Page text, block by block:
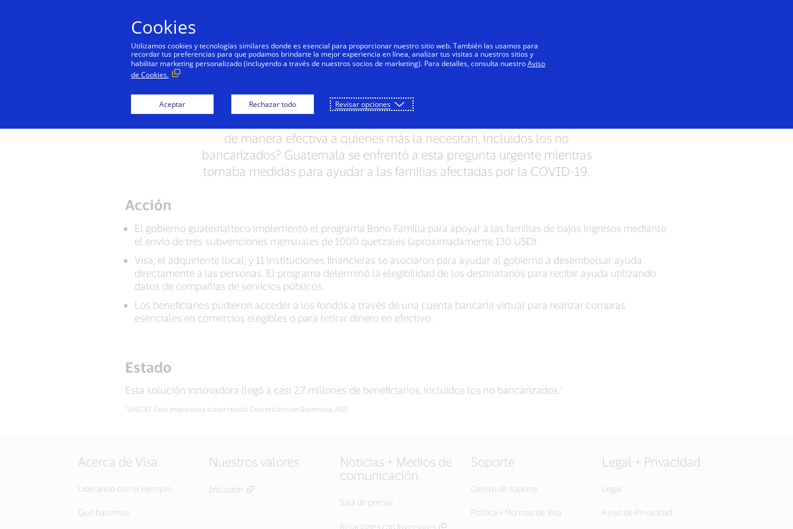
Personas Negocios Innovadores Todos
Llegar a familias vulnerables en Guatemala
de manera efectiva a quienes más la necesitan, incluidos los no
bancarizados? Guatemala se enfrentó a esta pregunta urgente mientras
tomaba medidas para ayudar a las familias afectadas por la COVID-19.
Acción
El gobierno guatemalteco implementó el programa Bono Familia para apoyar a las familias de bajos ingresos mediante
el envío de tres subvenciones mensuales de 1000 quetzales (aproximadamente 130 USD).
Visa, el adquiriente local, y 11 instituciones financieras se asociaron para ayudar al gobierno a desembolsar ayuda
directamente a las personas. El programa determinó la elegibilidad de los destinatarios para recibir ayuda utilizando
datos de compañías de servicios públicos.
Los beneficiarios pudieron acceder a los fondos a través de una cuenta bancaria virtual para realizar compras
esenciales en comercios elegibles o para retirar dinero en efectivo.
Estado
Esta solución innovadora llegó a casi 2,7 millones de beneficiarios, incluidos los no bancarizados.¹
1 UNICEF. Estar preparado y actuar rápido: Caso práctico de Guatemala, 2021.
Acerca de Visa
Liderando con el ejemplo
Qué hacemos
Nuestros valores
Inclusión
Noticias + Medios de
comunicación
Sala de prensa
Relaciones con inversores
Soporte
Centro de soporte
Política + Normas de Visa
Legal + Privacidad
Legal
Aviso de Privacidad
Cookies
Utilizamos cookies y tecnologías similares donde es esencial para proporcionar nuestro sitio web. También las usamos para
recordar tus preferencias para que podamos brindarte la mejor experiencia en línea, analizar tus visitas a nuestros sitios y
habilitar marketing personalizado (incluyendo a través de nuestros socios de marketing). Para detalles, consulta nuestroAviso
de Cookies.
Aceptar Rechazar todo Revisar opciones